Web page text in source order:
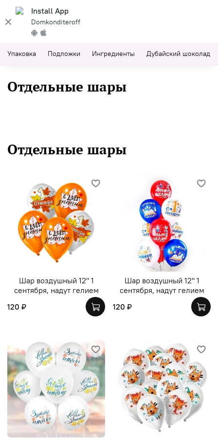
Install App
Domkonditeroff
Упаковка Подложки Ингредиенты Дубайский шоколад
Отдельные шары
Отдельные шары
Шар воздушный 12" 1
сентября, надут гелием
120 ₽
Шар воздушный 12" 1
сентября, надут гелием
120 ₽